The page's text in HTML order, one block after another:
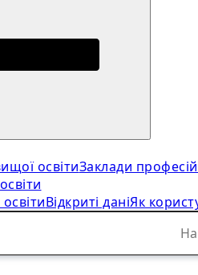
освітиЗаклади
Відкриті даніЯк